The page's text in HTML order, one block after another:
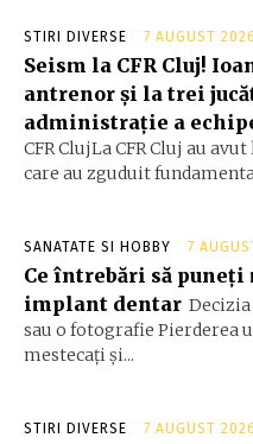
STIRI DIVERSE 7 AUGUST 2026
Seism la CFR Cluj!
antrenor și la trei
administrație a
CFR ClujLa CFR Cluj au
care au zguduit
SANATATE SI HOBBY 7
Ce întrebări să
implant dentar
sau o fotografie Pierderea
mestecați și...
STIRI DIVERSE 7 AUGUST 2026